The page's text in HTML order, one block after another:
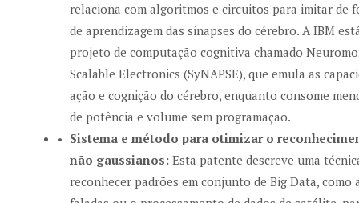
relaciona com algoritmos e circuitos para imitar de
de aprendizagem das sinapses do cérebro. A IBM
projeto de computação cognitiva chamado
Scalable Electronics (SyNAPSE), que emula as
ação e cognição do cérebro, enquanto consome
de potência e volume sem programação.
Sistema e método para otimizar o
não gaussianos: Esta patente descreve uma
reconhecer padrões em conjunto de Big Data, como